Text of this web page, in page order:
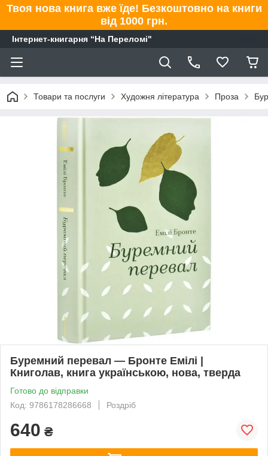
Твоя нова книга вже їде! Безкоштовно на книги
від 1000 грн.
Інтернет-книгарня “На Переломі"
Товари та послуги Художня література Проза
Буремний перевал — Бронте Емілі |
Книголав, книга українською, нова, тверда
Готово до відправки
Код: 9786178286668
Роздріб
640 ₴